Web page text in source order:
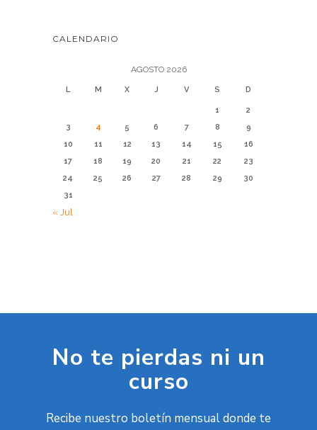
CALENDARIO
AGOSTO 2026
L M X J V S D
1
2
3
4 5 6 7 8
9
10
11 12 13 14 15
16
17
18 19 20 21 22
23
24
25 26 27 28 29
30
31
« Jul
No te pierdas ni un
curso
Recibe nuestro boletín mensual donde te